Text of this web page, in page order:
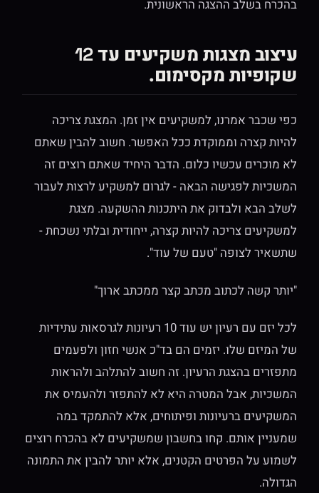
בהכרח בשלב ההצגה הראשונית.
עיצוב מצגות משקיעים עד 12
שקופיות מקסימום.
כפי שכבר אמרנו, למשקיעים אין זמן. המצגת צריכה
להיות קצרה וממוקדת ככל האפשר. חשוב להבין שאתם
לא מוכרים עכשיו כלום. הדבר היחיד שאתם רוצים זה
המשכיות לפגישה הבאה - לגרום למשקיע לרצות לעבור
לשלב הבא ולבדוק את היתכנות ההשקעה. מצגת
למשקיעים צריכה להיות קצרה, ייחודית ובלתי נשכחת -
שתשאיר לצופה "טעם של עוד".
"יותר קשה לכתוב מכתב קצר ממכתב ארוך"
לכל יזם עם רעיון יש עוד 10 רעיונות לגרסאות עתידיות
של המיזם שלו. יזמים הם בד"כ אנשי חזון ולפעמים
מתפזרים בהצגת הרעיון. זה חשוב להתלהב ולהראות
המשכיות, אבל המטרה היא לא להתפזר ולהעמיס את
המשקיעים ברעיונות ופיתוחים, אלא להתמקד במה
שמעניין אותם. קחו בחשבון שמשקיעים לא בהכרח רוצים
לשמוע על הפרטים הקטנים, אלא יותר להבין את התמונה
הגדולה.